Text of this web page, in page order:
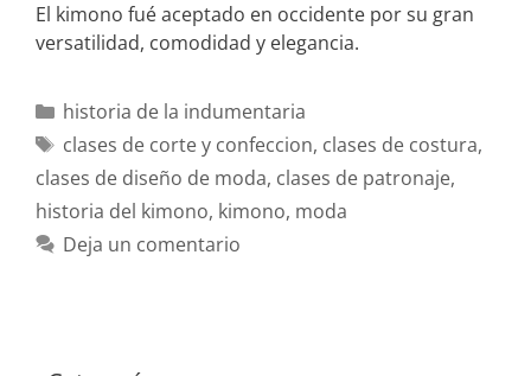
El kimono fué aceptado en occidente por su gran
versatilidad, comodidad y elegancia.
historia de la indumentaria
clases de corte y confeccion, clases de costura,
clases de diseño de moda, clases de patronaje,
historia del kimono, kimono, moda
Deja un comentario